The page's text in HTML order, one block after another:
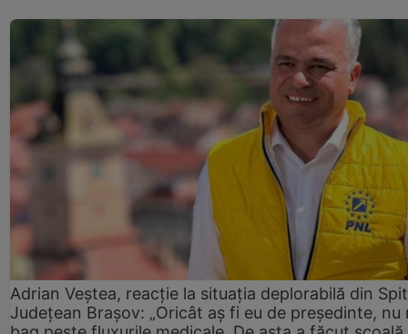
Adrian Veștea, reacție la situația deplorabilă din
Județean Brașov: „Oricât aș fi eu de președinte, nu